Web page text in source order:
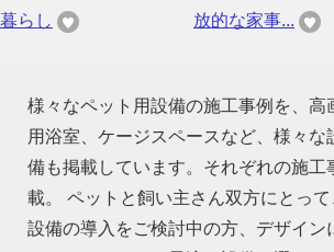
暮らし
放的な家事...
様々なペット用設備の施工事例を、
用浴室、ケージスペースなど、様々
備も掲載しています。それぞれの施
載。 ペットと飼い主さん双方にとっ
設備の導入をご検討中の方、デザイ